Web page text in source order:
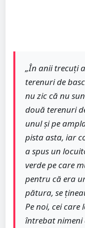
„În anii trecuți
terenuri de
nu zic că nu
două terenuri
unul și pe
pista asta, iar
a spus un
verde pe care
pentru că era
pătura, se
Pe noi, cei
întrebat nimeni